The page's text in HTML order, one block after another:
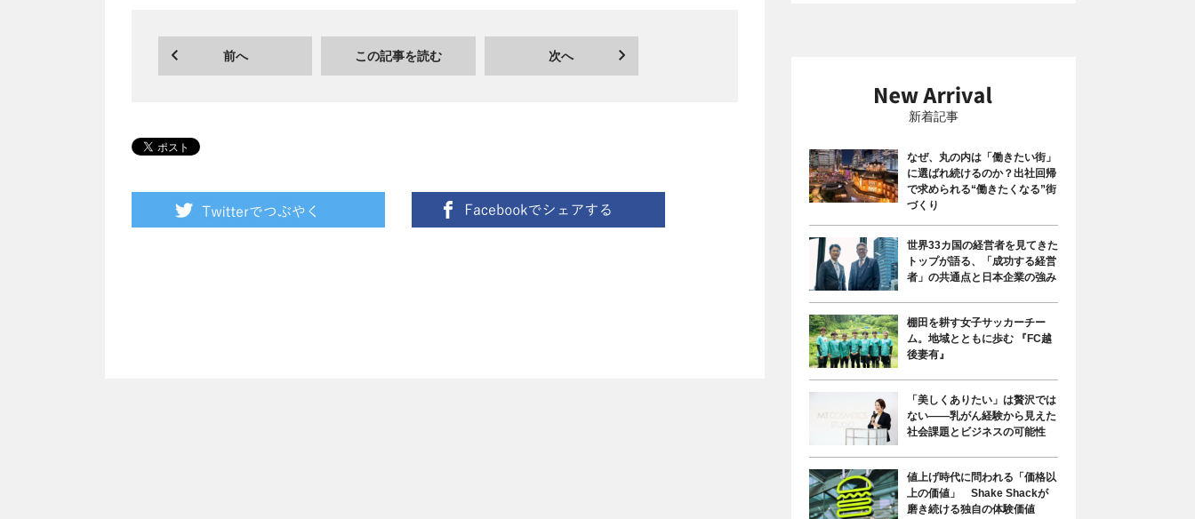
前へ この記事を読む 次へ
新着記事
なぜ、丸の内は「働きたい街」
に選ばれ続けるのか？出社回帰
で求められる“働きたくなる”街
づくり
世界33カ国の経営者を見てきた
トップが語る、「成功する経営
者」の共通点と日本企業の強み
棚田を耕す女子サッカーチー
ム。地域とともに歩む 『FC越
後妻有』
「美しくありたい」は贅沢では
ない――乳がん経験から見えた
社会課題とビジネスの可能性
値上げ時代に問われる「価格以
上の価値」 Shake Shackが
磨き続ける独自の体験価値